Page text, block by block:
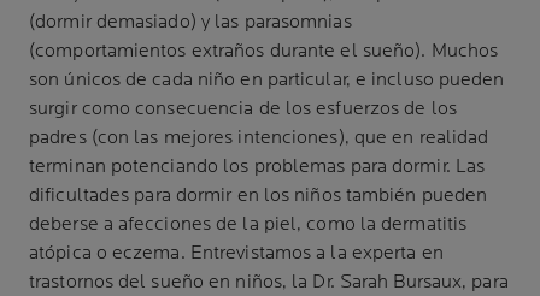
(dormir demasiado) y las parasomnias
(comportamientos extraños durante el sueño). Muchos
son únicos de cada niño en particular, e incluso pueden
surgir como consecuencia de los esfuerzos de los
padres (con las mejores intenciones), que en realidad
terminan potenciando los problemas para dormir. Las
dificultades para dormir en los niños también pueden
deberse a afecciones de la piel, como la dermatitis
atópica o eczema. Entrevistamos a la experta en
trastornos del sueño en niños, la Dr. Sarah Bursaux, para